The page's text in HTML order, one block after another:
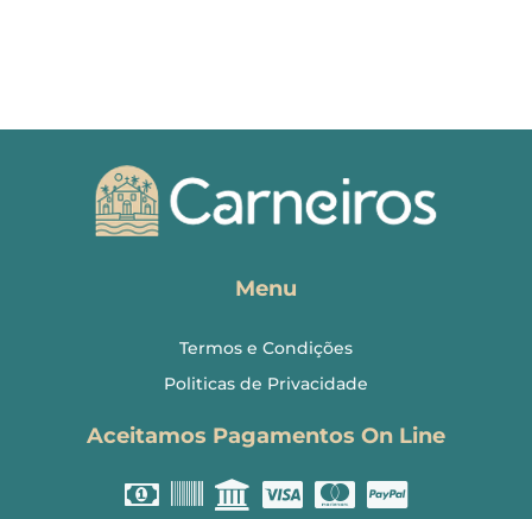
Menu
Termos e Condições
Politicas de Privacidade
Aceitamos Pagamentos On Line